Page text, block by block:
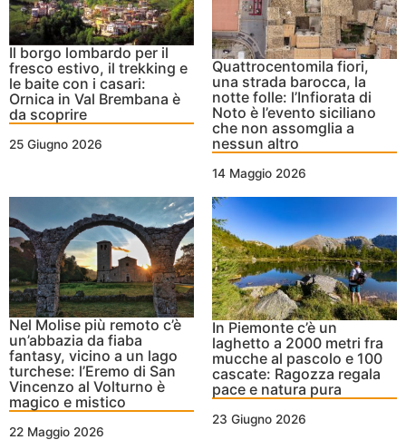
Il borgo lombardo per il
fresco estivo, il trekking e
le baite con i casari:
Ornica in Val Brembana è
da scoprire
25 Giugno 2026
Quattrocentomila fiori,
una strada barocca, la
notte folle: l’Infiorata di
Noto è l’evento siciliano
che non assomglia a
nessun altro
14 Maggio 2026
Nel Molise più remoto c’è
un’abbazia da fiaba
fantasy, vicino a un lago
turchese: l’Eremo di San
Vincenzo al Volturno è
magico e mistico
22 Maggio 2026
In Piemonte c’è un
laghetto a 2000 metri fra
mucche al pascolo e 100
cascate: Ragozza regala
pace e natura pura
23 Giugno 2026